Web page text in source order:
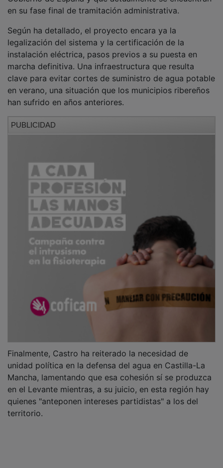
en su fase final de tramitación administrativa.
legalización del sistema y la certificación de la
instalación eléctrica, pasos previos a su puesta en
marcha definitiva. Una infraestructura que resulta
clave para evitar cortes de suministro de agua potable
en verano, una situación que los municipios ribereños
han sufrido en años anteriores.
unidad política en la defensa del agua en Castilla-La
Mancha, lamentando que esa cohesión sí se produzca
en el Levante mientras, a su juicio, en esta región hay
quienes "anteponen intereses partidistas" a los del
territorio.